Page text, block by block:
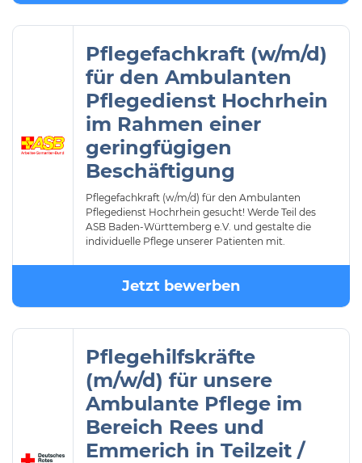
Pflegefachkraft (w/m/d)
für den Ambulanten
Pflegedienst Hochrhein
im Rahmen einer
geringfügigen
Beschäftigung
Pflegefachkraft (w/m/d) für den Ambulanten
Pflegedienst Hochrhein gesucht! Werde Teil des
ASB Baden-Württemberg e.V. und gestalte die
individuelle Pflege unserer Patienten mit.
Jetzt bewerben
Pflegehilfskräfte
(m/w/d) für unsere
Ambulante Pflege im
Bereich Rees und
Emmerich in Teilzeit /